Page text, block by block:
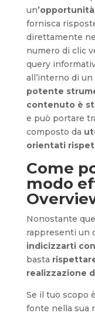
un’opportunità
fornisca
direttamente
numero di clic
query
all’interno di
potente
contenuto è
e può portare
composto da
orientati
Come
modo
Nonostante
rappresenti un
indicizzarti
basta
realizzazione
Se il tuo scopo
fonte nella sua